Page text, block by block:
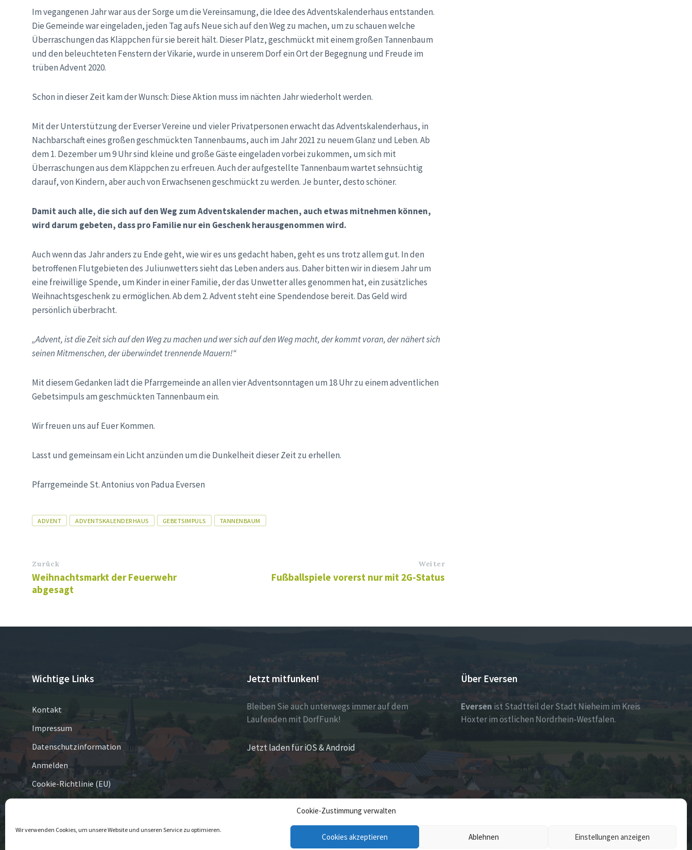
Cookie-Zustimmung verwalten
Wir verwenden Cookies, um unsere Website und unseren Service zu optimieren.
Cookies akzeptieren Ablehnen Einstellungen anzeigen
Im vegangenen Jahr war aus der Sorge um die Vereinsamung, die Idee des Adventskalenderhaus entstanden.
Die Gemeinde war eingeladen, jeden Tag aufs Neue sich auf den Weg zu machen, um zu schauen welche
Überraschungen das Kläppchen für sie bereit hält. Dieser Platz, geschmückt mit einem großen Tannenbaum
und den beleuchteten Fenstern der Vikarie, wurde in unserem Dorf ein Ort der Begegnung und Freude im
trüben Advent 2020.
Schon in dieser Zeit kam der Wunsch: Diese Aktion muss im nächten Jahr wiederholt werden.
Mit der Unterstützung der Everser Vereine und vieler Privatpersonen erwacht das Adventskalenderhaus, in
Nachbarschaft eines großen geschmückten Tannenbaums, auch im Jahr 2021 zu neuem Glanz und Leben. Ab
dem 1. Dezember um 9 Uhr sind kleine und große Gäste eingeladen vorbei zukommen, um sich mit
Überraschungen aus dem Kläppchen zu erfreuen. Auch der aufgestellte Tannenbaum wartet sehnsüchtig
darauf, von Kindern, aber auch von Erwachsenen geschmückt zu werden. Je bunter, desto schöner.
Damit auch alle, die sich auf den Weg zum Adventskalender machen, auch etwas mitnehmen können,
wird darum gebeten, dass pro Familie nur ein Geschenk herausgenommen wird.
Auch wenn das Jahr anders zu Ende geht, wie wir es uns gedacht haben, geht es uns trotz allem gut. In den
betroffenen Flutgebieten des Juliunwetters sieht das Leben anders aus. Daher bitten wir in diesem Jahr um
eine freiwillige Spende, um Kinder in einer Familie, der das Unwetter alles genommen hat, ein zusätzliches
Weihnachtsgeschenk zu ermöglichen. Ab dem 2. Advent steht eine Spendendose bereit. Das Geld wird
persönlich überbracht.
„Advent, ist die Zeit sich auf den Weg zu machen und wer sich auf den Weg macht, der kommt voran, der nähert sich
seinen Mitmenschen, der überwindet trennende Mauern!“
Mit diesem Gedanken lädt die Pfarrgemeinde an allen vier Adventsonntagen um 18 Uhr zu einem adventlichen
Gebetsimpuls am geschmückten Tannenbaum ein.
Wir freuen uns auf Euer Kommen.
Lasst und gemeinsam ein Licht anzünden um die Dunkelheit dieser Zeit zu erhellen.
Pfarrgemeinde St. Antonius von Padua Eversen
Tags
ADVENT ADVENTSKALENDERHAUS GEBETSIMPULS TANNENBAUM
Zurück
Weihnachtsmarkt der Feuerwehr
abgesagt
Weiter
Fußballspiele vorerst nur mit 2G-Status
Wichtige Links
Kontakt
Impressum
Datenschutzinformation
Anmelden
Cookie-Richtlinie (EU)
Jetzt mitfunken!
Bleiben Sie auch unterwegs immer auf dem
Laufenden mit DorfFunk!
Jetzt laden für iOS & Android
Über Eversen
Eversen ist Stadtteil der Stadt Nieheim im Kreis
Höxter im östlichen Nordrhein-Westfalen.